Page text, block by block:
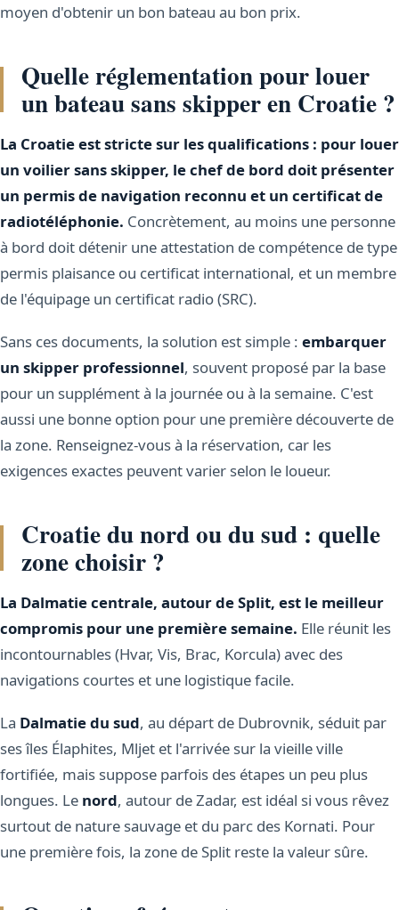
moyen d'obtenir un bon bateau au bon prix.
Quelle réglementation pour louer
un bateau sans skipper en Croatie ?
La Croatie est stricte sur les qualifications : pour louer
un voilier sans skipper, le chef de bord doit présenter
un permis de navigation reconnu et un certificat de
radiotéléphonie. Concrètement, au moins une personne
à bord doit détenir une attestation de compétence de type
permis plaisance ou certificat international, et un membre
de l'équipage un certificat radio (SRC).
Sans ces documents, la solution est simple : embarquer
un skipper professionnel, souvent proposé par la base
pour un supplément à la journée ou à la semaine. C'est
aussi une bonne option pour une première découverte de
la zone. Renseignez-vous à la réservation, car les
exigences exactes peuvent varier selon le loueur.
Croatie du nord ou du sud : quelle
zone choisir ?
La Dalmatie centrale, autour de Split, est le meilleur
compromis pour une première semaine. Elle réunit les
incontournables (Hvar, Vis, Brac, Korcula) avec des
navigations courtes et une logistique facile.
La Dalmatie du sud, au départ de Dubrovnik, séduit par
ses îles Élaphites, Mljet et l'arrivée sur la vieille ville
fortifiée, mais suppose parfois des étapes un peu plus
longues. Le nord, autour de Zadar, est idéal si vous rêvez
surtout de nature sauvage et du parc des Kornati. Pour
une première fois, la zone de Split reste la valeur sûre.